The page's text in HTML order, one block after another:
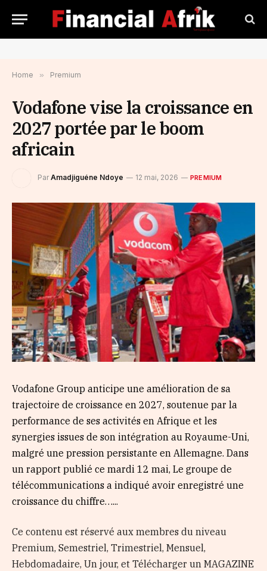
Home » Premium
Vodafone vise la croissance en
2027 portée par le boom
africain
Par Amadjiguéne Ndoye 12 mai, 2026 PREMIUM
Vodafone Group anticipe une amélioration de sa
trajectoire de croissance en 2027, soutenue par la
performance de ses activités en Afrique et les
synergies issues de son intégration au Royaume-Uni,
malgré une pression persistante en Allemagne. Dans
un rapport publié ce mardi 12 mai, Le groupe de
télécommunications a indiqué avoir enregistré une
croissance du chiffre…...
Ce contenu est réservé aux membres du niveau
Premium, Semestriel, Trimestriel, Mensuel,
Hebdomadaire, Un jour, et Télécharger un MAGAZINE